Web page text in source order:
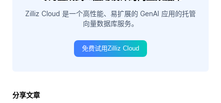
Zilliz Cloud 是一个高性能、易扩展的 GenAI 应用的托管
向量数据库服务。
免费试用Zilliz Cloud
分享文章